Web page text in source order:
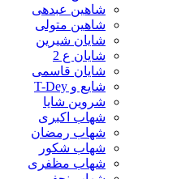
شاهین عبدهی
شاهین متولی
شایان شیرین
شایان ع 2
شایان قاسمی
شایع و T-Dey
شروین شایا
شهاب اکبری
شهاب رمضان
شهاب شکور
شهاب مظفری